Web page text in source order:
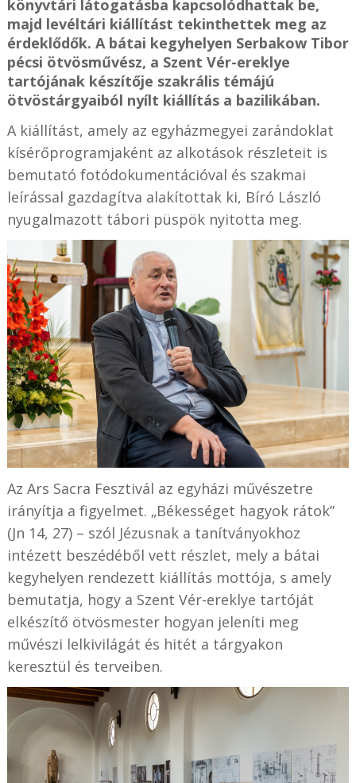
könyvtári látogatásba kapcsolódhattak be,
majd levéltári kiállítást tekinthettek meg az
érdeklődők. A bátai kegyhelyen Serbakow Tibor
pécsi ötvösművész, a Szent Vér-ereklye
tartójának készítője szakrális témájú
ötvöstárgyaiból nyílt kiállítás a bazilikában.
A kiállítást, amely az egyházmegyei zarándoklat
kísérőprogramjaként az alkotások részleteit is
bemutató fotódokumentációval és szakmai
leírással gazdagítva alakítottak ki, Bíró László
nyugalmazott tábori püspök nyitotta meg.
Az Ars Sacra Fesztivál az egyházi művészetre
irányítja a figyelmet. „Békességet hagyok rátok”
(Jn 14, 27) – szól Jézusnak a tanítványokhoz
intézett beszédéből vett részlet, mely a bátai
kegyhelyen rendezett kiállítás mottója, s amely
bemutatja, hogy a Szent Vér-ereklye tartóját
elkészítő ötvösmester hogyan jeleníti meg
művészi lelkivilágát és hitét a tárgyakon
keresztül és terveiben.